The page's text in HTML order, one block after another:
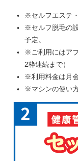
※セルフエステ
※セルフ脱毛の
予定。
※ご利用にはア
2枠連続まで）
※利用料金は月
※マシンの使い